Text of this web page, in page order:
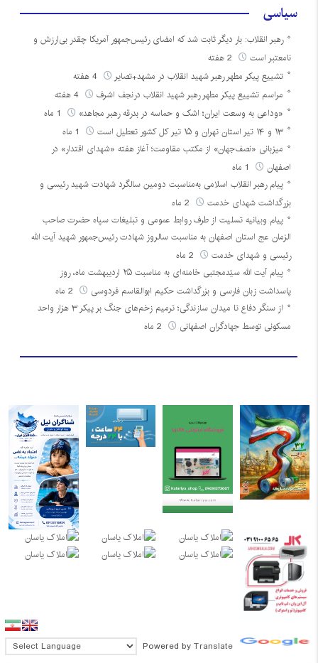
سیاسی
رهبر انقلاب: بار دیگر ثابت شد که امضای رئیس‌جمهور آمریکا چقدر بی‌ارزش و
نامعتبر است
تشییع پیکر مطهر رهبر شهید انقلاب در مشهد+تصایر
مراسم تشییع پیکر مطهر رهبر شهید انقلاب درنجف اشرف
«وداعی به وسعت ایران؛ اشک و حماسه در بدرقه رهبر مجاهد»
۱۳ و ۱۴ تیر استان تهران و ۱۵ تیر کل کشور تعطیل است
میزبانی «نصف‌جهان» از مکتب مقاومت؛ آغاز هفته «شهدای اقتدار» در
اصفهان
پیام رهبر انقلاب اسلامی به‌مناسبت دومین سالگرد شهادت شهید رئیسی و
بزرگداشت شهدای خدمت
پیام وبیانیه تسلیت از طرف روابط عمومی و تبلیغات سپاه حضرت صاحب
الزمان عج استان اصفهان به مناسبت سالروز شهادت رئیس‌جمهور شهید آیت الله
رئیسی و شهدای خدمت
پیام آیت الله سیّدمجتبی خامنه‌ای به مناسبت ۲۵ اردیبهشت ماه، روز
پاسداشت زبان فارسی و بزرگداشت حکیم ابوالقاسم فردوسی
از سنگر دفاع تا میدان سازندگی؛ ترمیم زخم‌های جنگ بر پیکر ۳ هزار واحد
مسکونی توسط جهادگران اصفهانی
Powered by Translate